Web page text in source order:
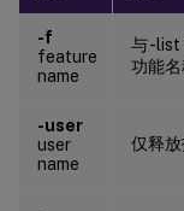
-f
feature
name
与 -list
功能名
-user
user
name
仅释放